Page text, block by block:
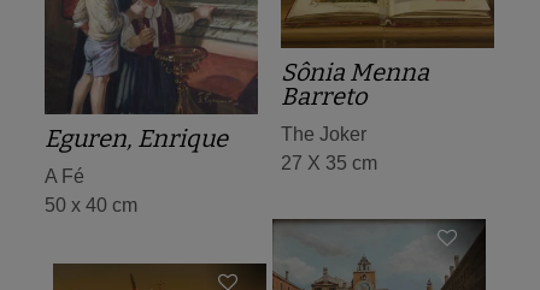
Eguren, Enrique
A Fé
50 x 40 cm
Sônia Menna
Barreto
The Joker
27 X 35 cm